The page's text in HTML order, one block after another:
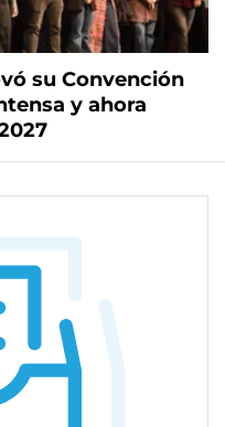
su Convención
y ahora